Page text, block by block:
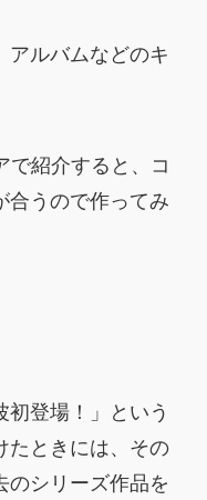
アルバムなどのキ
で紹介すると、コ
合うので作ってみ
登場！」という
たときには、その
のシリーズ作品を